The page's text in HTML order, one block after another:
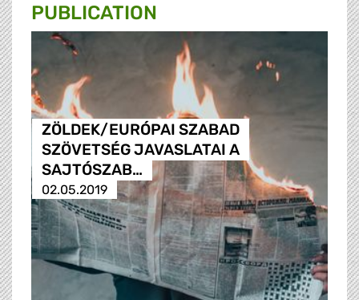
PUBLICATION
ZÖLDEK/EURÓPAI SZABAD
SZÖVETSÉG JAVASLATAI A
SAJTÓSZAB…
02.05.2019